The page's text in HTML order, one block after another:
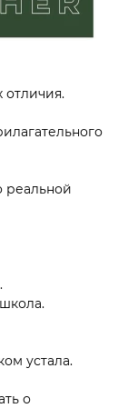
отличия.
реальной
устала.
о